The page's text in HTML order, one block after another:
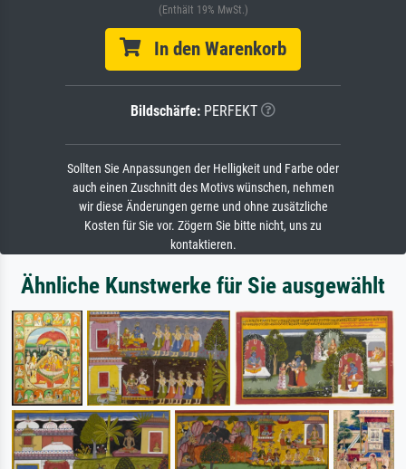
(Enthält 19% MwSt.)
In den Warenkorb
Bildschärfe: PERFEKT
Sollten Sie Anpassungen der Helligkeit und Farbe oder
auch einen Zuschnitt des Motivs wünschen, nehmen
wir diese Änderungen gerne und ohne zusätzliche
Kosten für Sie vor. Zögern Sie bitte nicht, uns zu
kontaktieren.
Ähnliche Kunstwerke für Sie ausgewählt